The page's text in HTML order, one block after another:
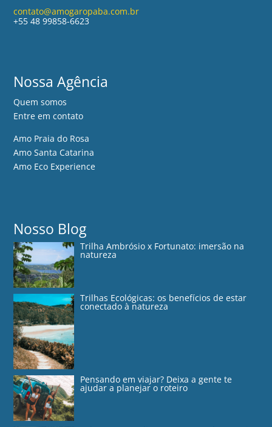
contato@amogaropaba.com.br
+55 48 99858-6623
Nossa Agência
Quem somos
Entre em contato
Amo Praia do Rosa
Amo Santa Catarina
Amo Eco Experience
Nosso Blog
Trilha Ambrósio x Fortunato: imersão na
natureza
Trilhas Ecológicas: os benefícios de estar
conectado à natureza
Pensando em viajar? Deixa a gente te
ajudar a planejar o roteiro